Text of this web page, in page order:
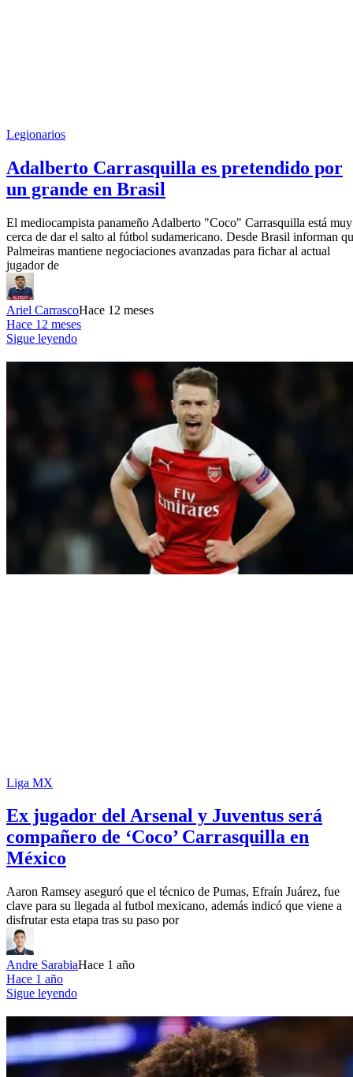
Legionarios
Adalberto Carrasquilla es pretendido por
un grande en Brasil
El mediocampista panameño Adalberto "Coco" Carrasquilla está muy
cerca de dar el salto al fútbol sudamericano. Desde Brasil informan
Palmeiras mantiene negociaciones avanzadas para fichar al actual
jugador de
Ariel CarrascoHace 12 meses
Hace 12 meses
Sigue leyendo
Liga MX
Ex jugador del Arsenal y Juventus será
compañero de ‘Coco’ Carrasquilla en
México
Aaron Ramsey aseguró que el técnico de Pumas, Efraín Juárez, fue
clave para su llegada al futbol mexicano, además indicó que viene a
disfrutar esta etapa tras su paso por
Andre SarabiaHace 1 año
Hace 1 año
Sigue leyendo